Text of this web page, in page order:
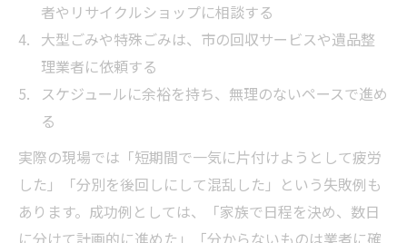
者やリサイクルショップに相談する
大型ごみや特殊ごみは、市の回収サービスや遺品整
理業者に依頼する
スケジュールに余裕を持ち、無理のないペースで進め
る
実際の現場では「短期間で一気に片付けようとして疲労
した」「分別を後回しにして混乱した」という失敗例も
あります。成功例としては、「家族で日程を決め、数日
に分けて計画的に進めた」「分からないものは業者に確